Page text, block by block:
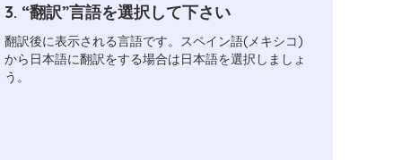
3. “翻訳”言語を選択して下さい
翻訳後に表示される言語です。スペイン語(メキシコ)
から日本語に翻訳をする場合は日本語を選択しましょ
う。